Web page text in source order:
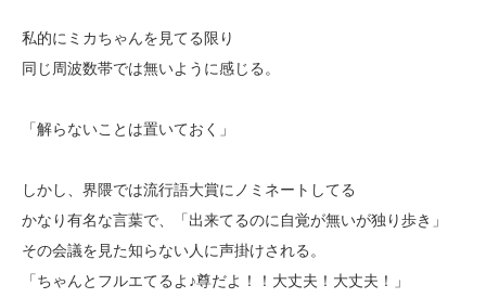
私的にミカちゃんを見てる限り
同じ周波数帯では無いように感じる。
「解らないことは置いておく」
しかし、界隈では流行語大賞にノミネートしてる
かなり有名な言葉で、「出来てるのに自覚が無いが独り歩き」
その会議を見た知らない人に声掛けされる。
「ちゃんとフルエてるよ♪尊だよ！！大丈夫！大丈夫！」